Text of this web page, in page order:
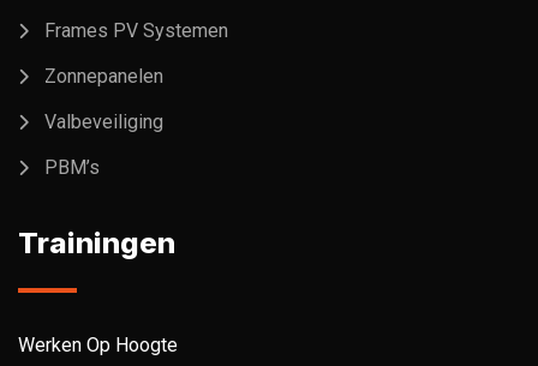
Frames PV Systemen
Zonnepanelen
Valbeveiliging
PBM’s
Trainingen
Werken Op Hoogte